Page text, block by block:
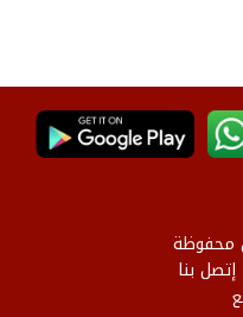
محفوظة
إتصل بنا